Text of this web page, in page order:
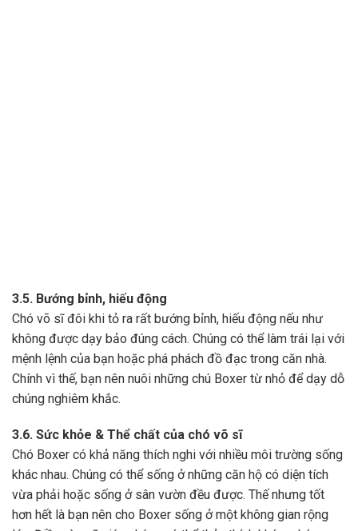
3.5. Bướng bỉnh, hiếu động
Chó võ sĩ đôi khi tỏ ra rất bướng bỉnh, hiếu động nếu như
không được dạy bảo đúng cách. Chúng có thể làm trái lại với
mệnh lệnh của bạn hoặc phá phách đồ đạc trong căn nhà.
Chính vì thế, bạn nên nuôi những chú Boxer từ nhỏ để dạy dỗ
chúng nghiêm khắc.
3.6. Sức khỏe & Thể chất của chó võ sĩ
Chó Boxer có khả năng thích nghi với nhiều môi trường sống
khác nhau. Chúng có thể sống ở những căn hộ có diện tích
vừa phải hoặc sống ở sân vườn đều được. Thế nhưng tốt
hơn hết là bạn nên cho Boxer sống ở một không gian rộng